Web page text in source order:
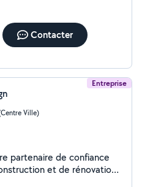
Contacter
Entreprise
Ville)
partenaire de confiance
et de rénovation.